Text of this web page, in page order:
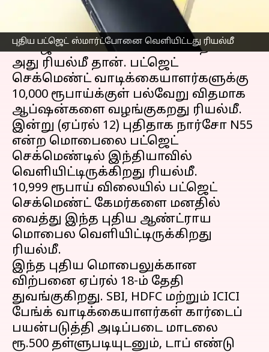
புதிய பட்ஜெட் ஸ்மார்ட்போனை வெளியிட்டது ரியல்மீ
செய்தி முன்னோட்டம்
இந்தியாஸ்மார்ட்போன்சந்தையில்
பட்ஜெட் செக்மெண்ட் கிங் என்றால்
அது ரியல்மீ தான். பட்ஜெட்
செக்மெண்ட் வாடிக்கையாளர்களுக்கு
10,000 ரூபாய்க்குள் பல்வேறு விதமாக
ஆப்ஷன்களை வழங்குகறது ரியல்மீ.
இன்று (ஏப்ரல் 12) புதிதாக நார்சோ N55
என்ற மொபைலை பட்ஜெட்
செக்மெண்டில் இந்தியாவில்
வெளியிட்டிருக்கிறது ரியல்மீ.
10,999 ரூபாய் விலையில் பட்ஜெட்
செக்மெண்ட் கேமர்களை மனதில்
வைத்து இந்த புதிய ஆண்ட்ராய
மொபைல வெளியிட்டிருக்கிறது
ரியல்மீ.
இந்த புதிய மொபைலுக்கான
விற்பனை ஏப்ரல் 18-ம் தேதி
துவங்குகிறது. SBI, HDFC மற்றும் ICICI
பேங்க் வாடிக்கையாளர்கள் கார்டைப்
பயன்படுத்தி அடிப்படை மாடலை
ரூ.500 தள்ளுபடியுடனும், டாப் எண்டு